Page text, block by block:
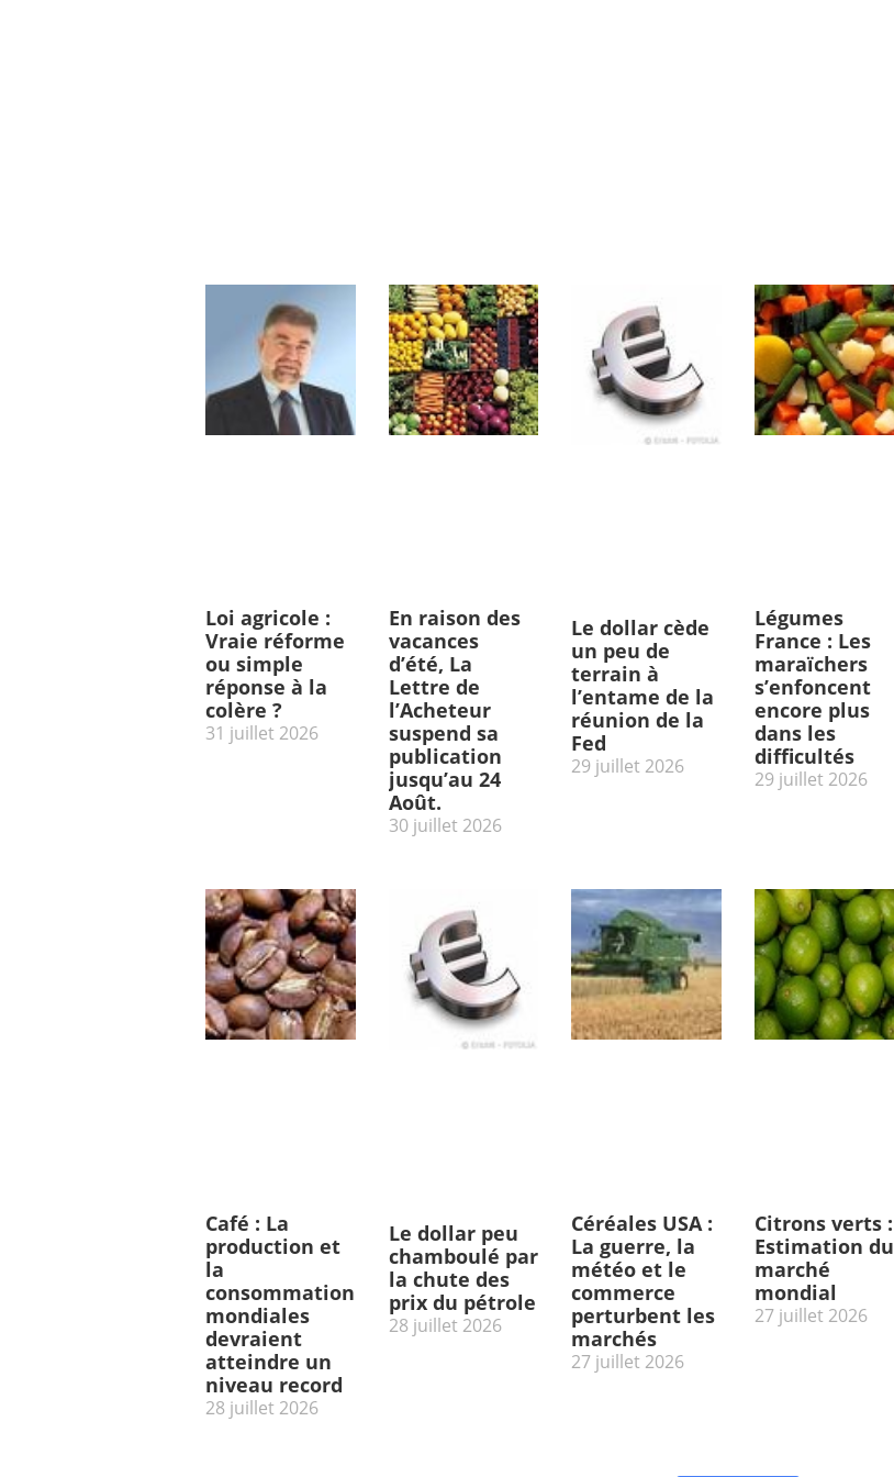
Loi agricole :
Vraie réforme
ou simple
réponse à la
colère ?
31 juillet 2026
En raison des
vacances
d’été, La
Lettre de
l’Acheteur
suspend sa
publication
jusqu’au 24
Août.
30 juillet 2026
Le dollar cède
un peu de
terrain à
l’entame de la
réunion de la
Fed
29 juillet 2026
Légumes
France : Les
maraïchers
s’enfoncent
encore plus
dans les
difficultés
29 juillet 2026
Café : La
production et
la
consommation
mondiales
devraient
atteindre un
niveau record
28 juillet 2026
Le dollar peu
chamboulé par
la chute des
prix du pétrole
28 juillet 2026
Céréales USA :
La guerre, la
météo et le
commerce
perturbent les
marchés
27 juillet 2026
Citrons verts :
Estimation du
marché
mondial
27 juillet 2026